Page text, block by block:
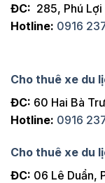
ĐC: 285, Phú
Hotline: 0916
Cho thuê xe du
ĐC: 60 Hai Bà
Hotline: 0916
Cho thuê xe du
ĐC: 06 Lê Duẩn,